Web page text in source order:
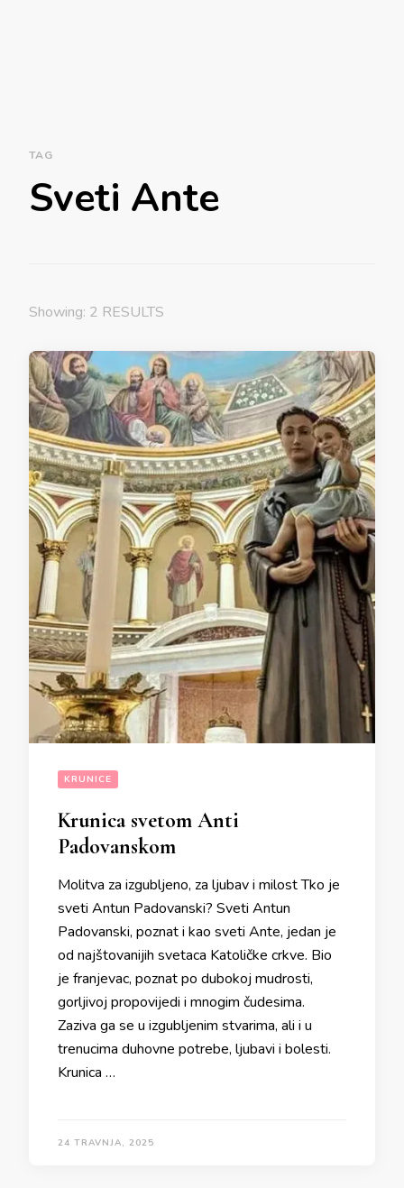
TAG
Sveti Ante
Showing: 2 RESULTS
KRUNICE
Krunica svetom Anti
Padovanskom
Molitva za izgubljeno, za ljubav i milost Tko je
sveti Antun Padovanski? Sveti Antun
Padovanski, poznat i kao sveti Ante, jedan je
od najštovanijih svetaca Katoličke crkve. Bio
je franjevac, poznat po dubokoj mudrosti,
gorljivoj propovijedi i mnogim čudesima.
Zaziva ga se u izgubljenim stvarima, ali i u
trenucima duhovne potrebe, ljubavi i bolesti.
Krunica …
24 TRAVNJA, 2025